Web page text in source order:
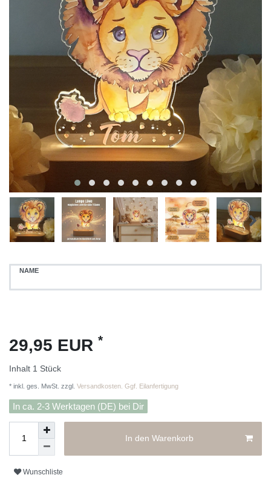
NAME
29,95 EUR *
Inhalt 1 Stück
* inkl. ges. MwSt. zzgl. Versandkosten. Ggf. Eilanfertigung
In ca. 2-3 Werktagen (DE) bei Dir
In den Warenkorb
Wunschliste